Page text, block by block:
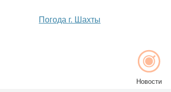
Погода г. Шахты
Новости